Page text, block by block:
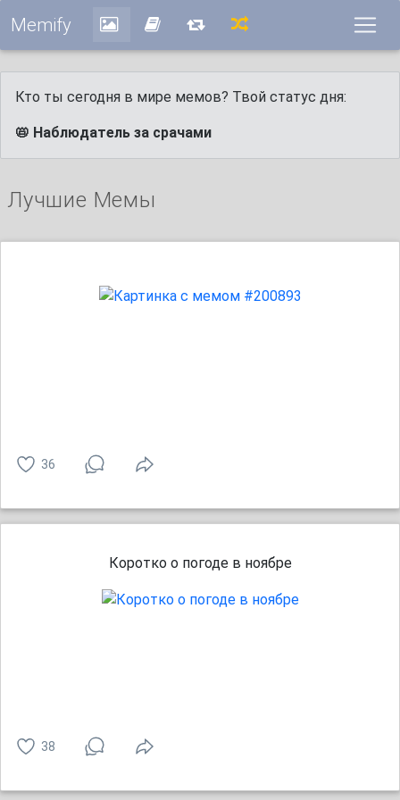
Memify
Кто ты сегодня в мире мемов? Твой статус дня:
📛 Наблюдатель за срачами
Лучшие Мемы
36
Коротко о погоде в ноябре
38